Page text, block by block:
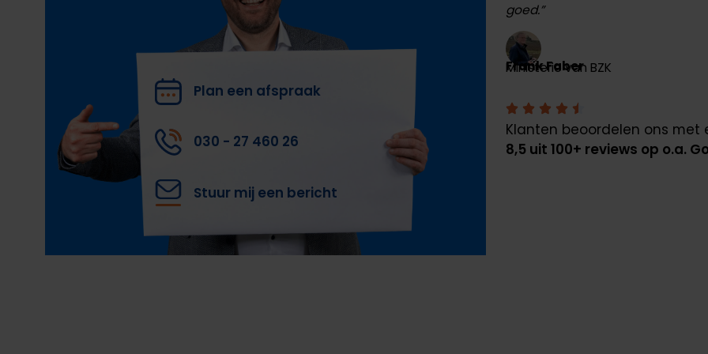
Plan een afspraak
030 - 27 460 26
Stuur mij een bericht
goed.”
Frank Faber
Ministerie van BZK
Klanten beoordelen ons met
8,5 uit 100+ reviews op o.a.